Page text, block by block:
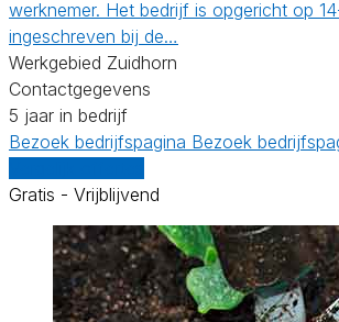
werknemer. Het bedrijf is opgericht op
ingeschreven bij de…
Werkgebied Zuidhorn
Contactgegevens
5 jaar in bedrijf
Bezoek bedrijfspagina Bezoek
Gratis - Vrijblijvend